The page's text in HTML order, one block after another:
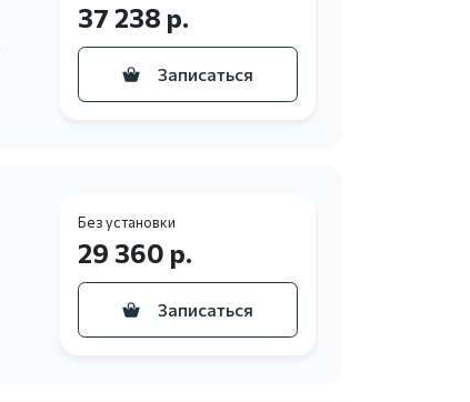
37 238 р.
Записаться
Без установки
29 360 р.
Записаться